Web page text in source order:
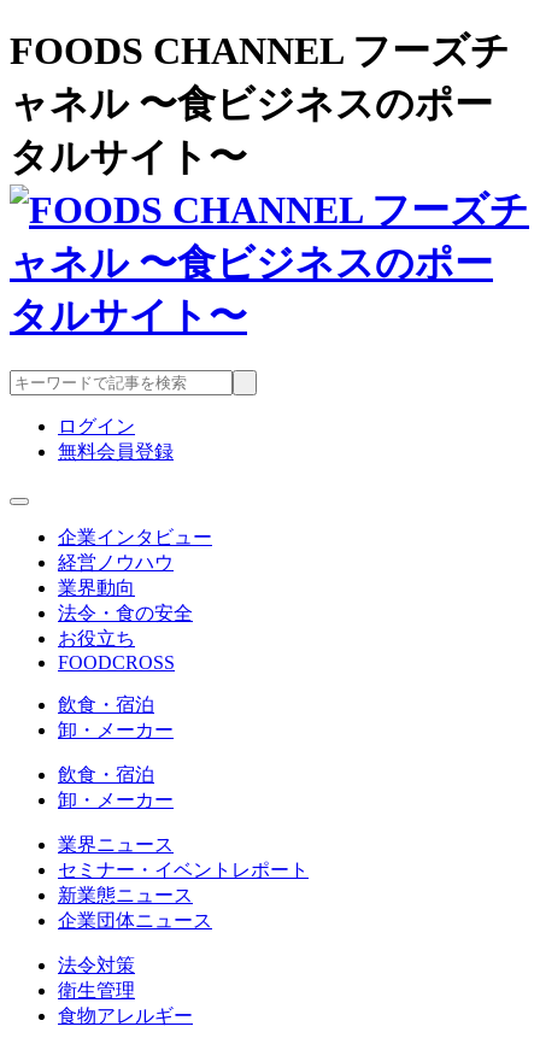
FOODS CHANNEL フーズチ
ャネル 〜食ビジネスのポー
タルサイト〜
ログイン
無料会員登録
企業インタビュー
経営ノウハウ
業界動向
法令・食の安全
お役立ち
FOODCROSS
飲食・宿泊
卸・メーカー
飲食・宿泊
卸・メーカー
業界ニュース
セミナー・イベントレポート
新業態ニュース
企業団体ニュース
法令対策
衛生管理
食物アレルギー